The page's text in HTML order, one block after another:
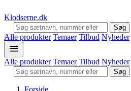
Klodserne.dk
Søg
Alle produkter Temaer Tilbud Nyheder
Alle produkter Temaer Tilbud Nyheder
Søg
Forside